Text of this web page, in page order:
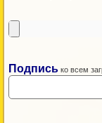
Подпись ко всем